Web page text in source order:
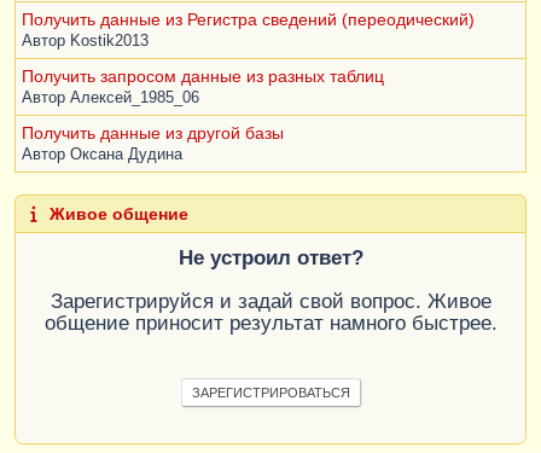
Получить данные из Регистра сведений (переодический)
Автор Kostik2013
Получить запросом данные из разных таблиц
Автор Алексей_1985_06
Получить данные из другой базы
Автор Оксана Дудина
Живое общение
Не устроил ответ?
Зарегистрируйся и задай свой вопрос. Живое
общение приносит результат намного быстрее.
ЗАРЕГИСТРИРОВАТЬСЯ